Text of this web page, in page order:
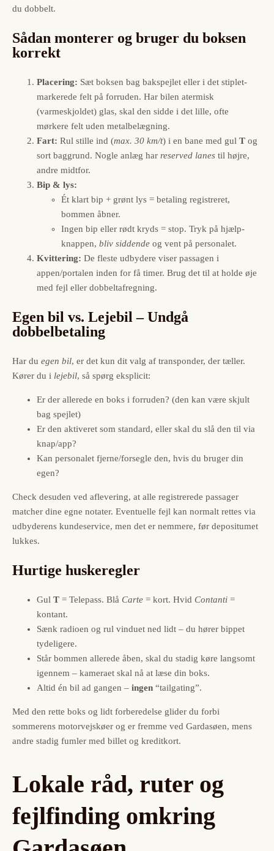
du dobbelt.
Sådan monterer og bruger du boksen
korrekt
Placering: Sæt boksen bag bakspejlet eller i det stiplet-
markerede felt på forruden. Har bilen atermisk
(varmeskjoldet) glas, skal den sidde i det lille, ofte
mørkere felt uden metalbelægning.
Fart: Rul stille ind (max. 30 km/t) i en bane med gul T og
sort baggrund. Nogle anlæg har reserved lanes til højre,
andre midtfor.
Bip & lys:
Ét klart bip + grønt lys = betaling registreret,
bommen åbner.
Ingen bip eller rødt kryds = stop. Tryk på hjælp-
knappen, bliv siddende og vent på personalet.
Kvittering: De fleste udbydere viser passagen i
appen/portalen inden for få timer. Brug det til at holde øje
med fejl eller dobbeltafregning.
Egen bil vs. Lejebil – Undgå
dobbelbetaling
Har du egen bil, er det kun dit valg af transponder, der tæller.
Kører du i lejebil, så spørg eksplicit:
Er der allerede en boks i forruden? (den kan være skjult
bag spejlet)
Er den aktiveret som standard, eller skal du slå den til via
knap/app?
Kan personalet fjerne/forsegle den, hvis du bruger din
egen?
Check desuden ved aflevering, at alle registrerede passager
matcher dine egne notater. Eventuelle fejl kan normalt rettes via
udbyderens kundeservice, men det er nemmere, før depositumet
lukkes.
Hurtige huskeregler
Gul T = Telepass. Blå Carte = kort. Hvid Contanti =
kontant.
Sænk radioen og rul vinduet ned lidt – du hører bippet
tydeligere.
Står bommen allerede åben, skal du stadig køre langsomt
igennem – kameraet skal nå at læse din boks.
Altid én bil ad gangen – ingen “tailgating”.
Med den rette boks og lidt forberedelse glider du forbi
sommerens motorvejskøer og er fremme ved Gardasøen, mens
andre stadig fumler med billet og kreditkort.
Lokale råd, ruter og
fejlfinding omkring